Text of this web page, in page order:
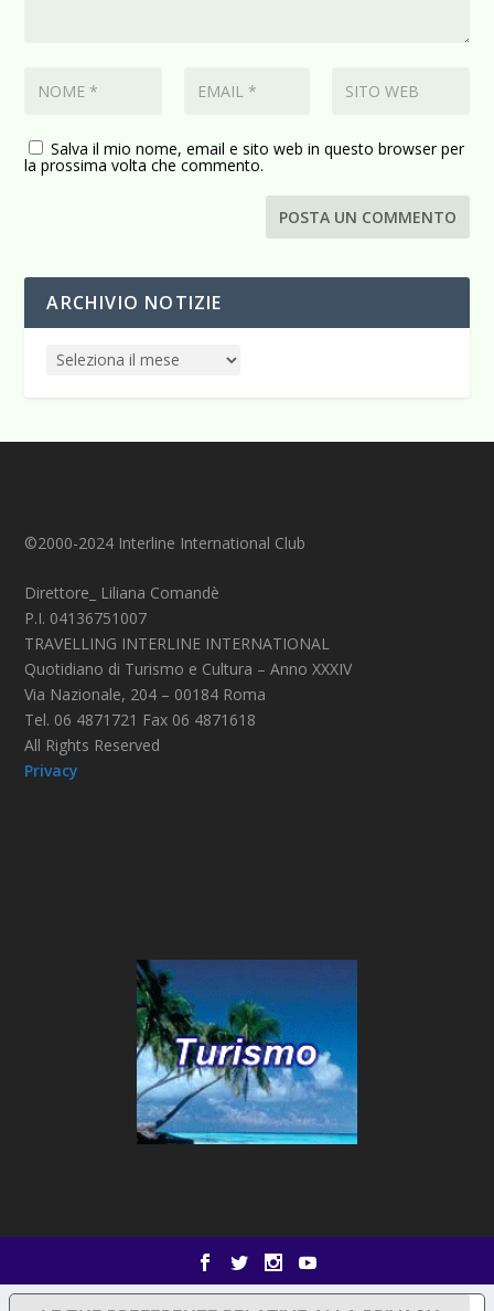
Salva il mio nome, email e sito web in questo browser per
la prossima volta che commento.
ARCHIVIO NOTIZIE
©2000-2024 Interline International Club
Direttore_ Liliana Comandè
P.I. 04136751007
TRAVELLING INTERLINE INTERNATIONAL
Quotidiano di Turismo e Cultura – Anno XXXIV
Via Nazionale, 204 – 00184 Roma
Tel. 06 4871721 Fax 06 4871618
All Rights Reserved
Privacy